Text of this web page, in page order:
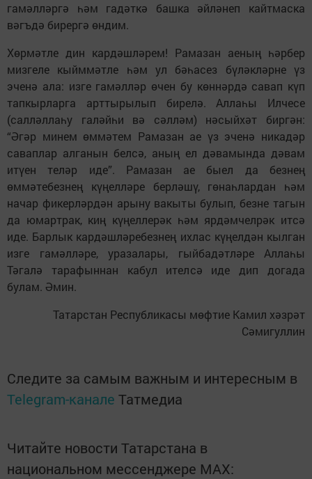
гамәлләргә һәм гадәткә башка әйләнеп кайтмаска
вәгъдә бирергә өндим.
Хөрмәтле дин кардәшләрем! Рамазан аеның һәрбер
мизгеле кыйммәтле һәм ул бәһасез бүләкләрне үз
эченә ала: изге гамәлләр өчен бу көннәрдә савап күп
тапкырларга арттырылып бирелә. Аллаһы Илчесе
(салләллаһу галәйһи вә сәлләм) нәсыйхәт биргән:
“Әгәр минем өммәтем Рамазан ае үз эченә никадәр
саваплар алганын белсә, аның ел дәвамында дәвам
итүен теләр иде”. Рамазан ае быел да безнең
өммәтебезнең күңелләре берләшү, гөнаһлардан һәм
начар фикерләрдән арыну вакыты булып, безне тагын
да юмартрак, киң күңеллерәк һәм ярдәмчелрәк итсә
иде. Барлык кардәшләребезнең ихлас күңелдән кылган
изге гамәлләре, уразалары, гыйбадәтләре Аллаһы
Тәгалә тарафыннан кабул ителсә иде дип догада
булам. Әмин.
Татарстан Республикасы мөфтие Камил хәзрәт
Сәмигуллин
Следите за самым важным и интересным в
Telegram-канале Татмедиа
Читайте новости Татарстана в
национальном мессенджере MАХ: